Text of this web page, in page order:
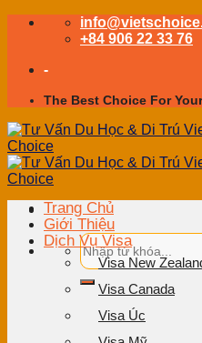
Skip
+84 906 22 33 76
-
The Best Choice For
Trang Chủ
Giới Thiệu
Dịch Vụ Visa
Visa New
Visa Canada
Visa Úc